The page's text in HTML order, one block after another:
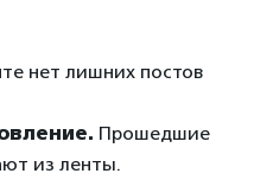
нет лишних постов
Прошедшие
из ленты.